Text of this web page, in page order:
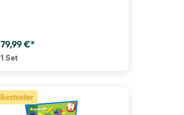
79,99 €*
1 Set
Bestseller